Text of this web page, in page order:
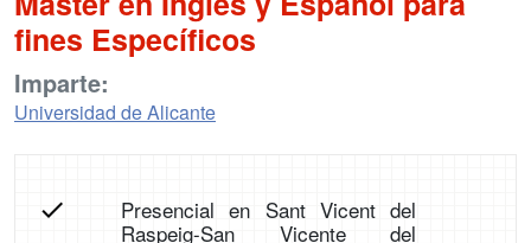
fines Específicos
Imparte:
Universidad de Alicante
Presencial en Sant Vicent del
Raspeig-San Vicente del